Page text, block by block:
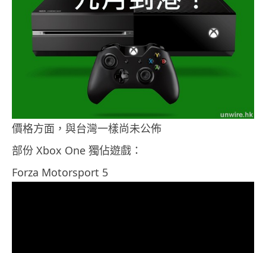
價格方面，與台灣一樣尚未公佈
部份 Xbox One 獨佔遊戲：
Forza Motorsport 5